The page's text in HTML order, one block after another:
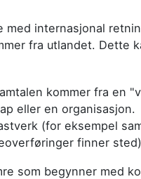
med internasjonal
fra utlandet. Dette
kommer fra en
eller en organisasjon.
(for eksempel
finner
som begynner med